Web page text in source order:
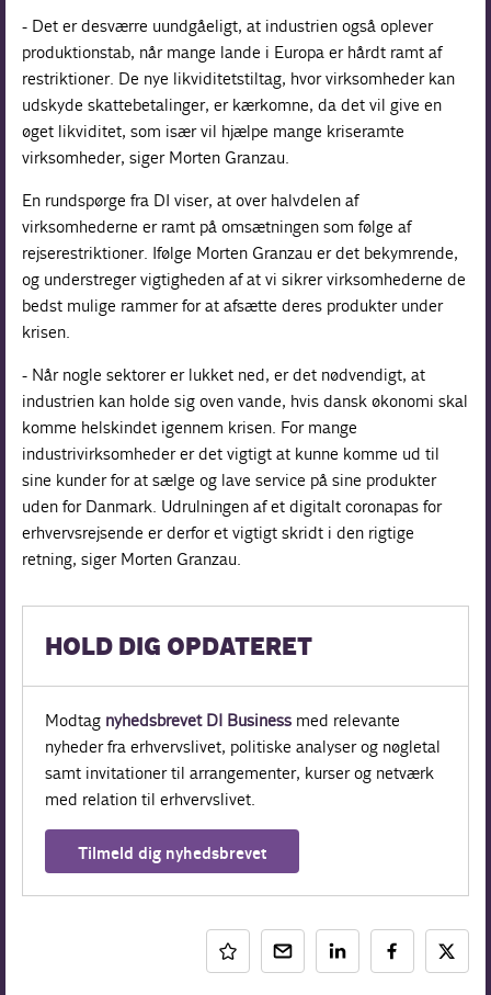
- Det er desværre uundgåeligt, at industrien også oplever
produktionstab, når mange lande i Europa er hårdt ramt af
restriktioner. De nye likviditetstiltag, hvor virksomheder kan
udskyde skattebetalinger, er kærkomne, da det vil give en
øget likviditet, som især vil hjælpe mange kriseramte
virksomheder, siger Morten Granzau.
En rundspørge fra DI viser, at over halvdelen af
virksomhederne er ramt på omsætningen som følge af
rejserestriktioner. Ifølge Morten Granzau er det bekymrende,
og understreger vigtigheden af at vi sikrer virksomhederne de
bedst mulige rammer for at afsætte deres produkter under
krisen.
- Når nogle sektorer er lukket ned, er det nødvendigt, at
industrien kan holde sig oven vande, hvis dansk økonomi skal
komme helskindet igennem krisen. For mange
industrivirksomheder er det vigtigt at kunne komme ud til
sine kunder for at sælge og lave service på sine produkter
uden for Danmark. Udrulningen af et digitalt coronapas for
erhvervsrejsende er derfor et vigtigt skridt i den rigtige
retning, siger Morten Granzau.
HOLD DIG OPDATERET
Modtag nyhedsbrevet DI Business med relevante
nyheder fra erhvervslivet, politiske analyser og nøgletal
samt invitationer til arrangementer, kurser og netværk
med relation til erhvervslivet.
Tilmeld dig nyhedsbrevet